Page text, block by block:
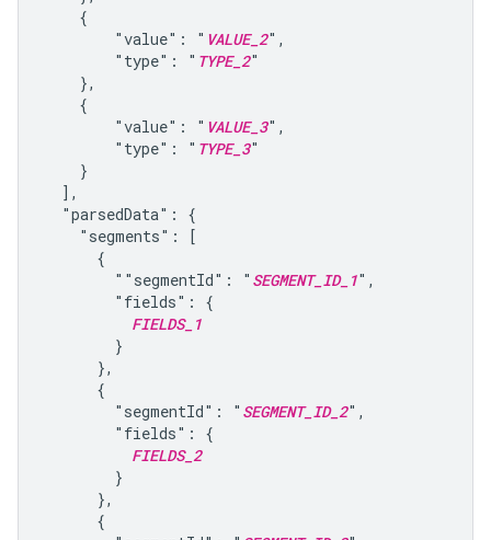
    {
        "value": "
VALUE_2",
        "type": "
TYPE_2"
    },
    {
        "value": "
VALUE_3",
        "type": "
TYPE_3"
    }
  ],
  "parsedData": {
    "segments": [
      {
        ""segmentId": "
SEGMENT_ID_1",
        "fields": {
FIELDS_1
        }
      },
      {
        "segmentId": "
SEGMENT_ID_2",
        "fields": {
FIELDS_2
        }
      },
      {